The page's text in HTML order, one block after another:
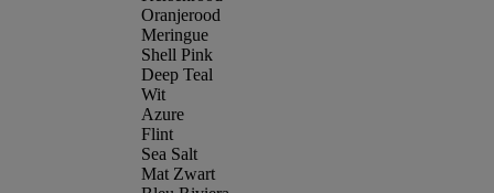
Oranjerood
Meringue
Shell Pink
Deep Teal
Wit
Azure
Flint
Sea Salt
Mat Zwart